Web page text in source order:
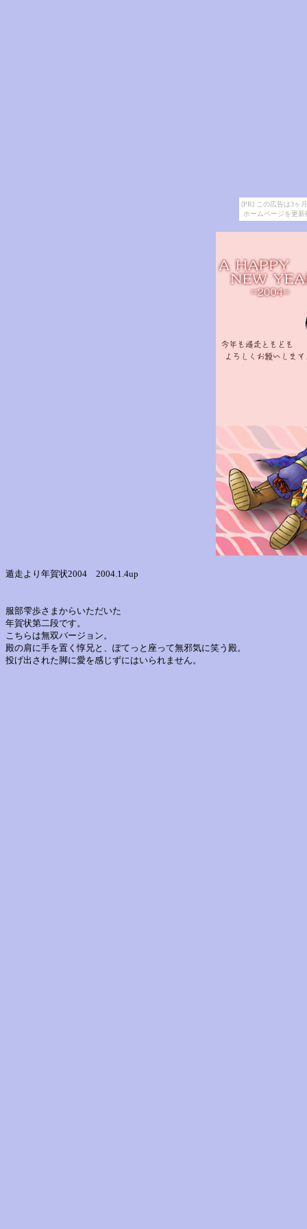
[PR] この広告は3ヶ
ホームページを更
遁走より年賀状2004 2004.1.4up
服部雫歩さまからいただいた
年賀状第二段です。
こちらは無双バージョン。
殿の肩に手を置く惇兄と、ぽてっと座って無邪気に笑う殿。
投げ出された脚に愛を感じずにはいられません。